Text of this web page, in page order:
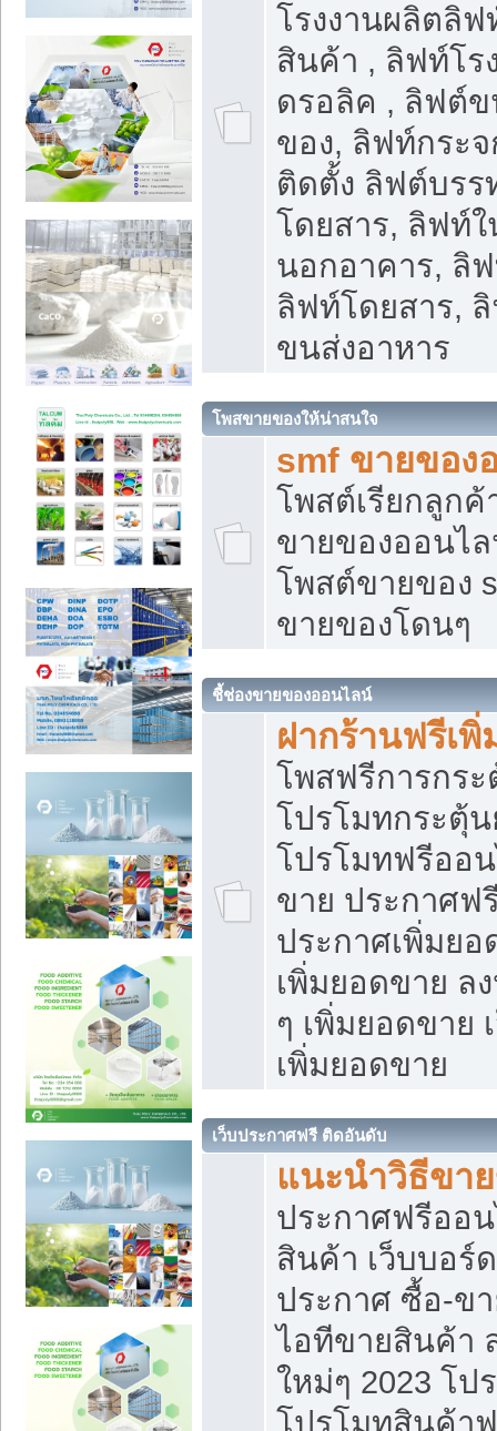
โรงงานผลิตลิ
สินค้า , ลิฟท์โร
ดรอลิค , ลิฟต์
ของ, ลิฟท์กระ
ติดตั้ง ลิฟต์บร
โดยสาร, ลิฟท์
นอกอาคาร, ลิ
ลิฟท์โดยสาร,
ขนส่งอาหาร
โพสขายของให้น่าสนใจ
smf ขายของ
โพสต์เรียกลูกค้
ขายของออนไ
โพสต์ขายของ
ขายของโดนๆ
ชี้ช่องขายของออนไลน์
ฝากร้านฟรีเ
โพสฟรีการกร
โปรโมทกระตุ้
โปรโมทฟรีออ
ขาย ประกาศฟ
ประกาศเพิ่มย
เพิ่มยอดขาย ล
ๆ เพิ่มยอดขาย
เพิ่มยอดขาย
เว็บประกาศฟรี ติดอันดับ
แนะนำวิธีขา
ประกาศฟรีออ
สินค้า เว็บบอร์
ประกาศ ซื้อ-ข
ไอทีขายสินค้า
ใหม่ๆ 2023 โป
โปรโมทสินค้า